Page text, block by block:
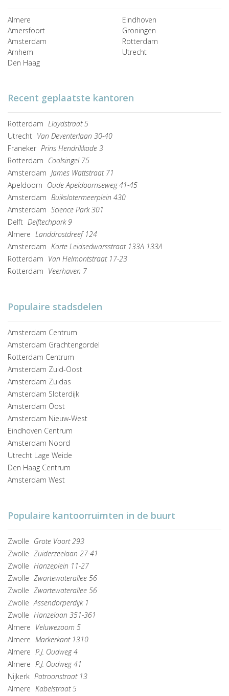
Almere
Amersfoort
Amsterdam
Arnhem
Den Haag
Eindhoven
Groningen
Rotterdam
Utrecht
Recent geplaatste kantoren
Rotterdam Lloydstraat 5
Utrecht Van Deventerlaan 30-40
Franeker Prins Hendrikkade 3
Rotterdam Coolsingel 75
Amsterdam James Wattstraat 71
Apeldoorn Oude Apeldoornseweg 41-45
Amsterdam Buikslotermeerplein 430
Amsterdam Science Park 301
Delft Delftechpark 9
Almere Landdrostdreef 124
Amsterdam Korte Leidsedwarsstraat 133A 133A
Rotterdam Van Helmontstraat 17-23
Rotterdam Veerhaven 7
Populaire stadsdelen
Amsterdam Centrum
Amsterdam Grachtengordel
Rotterdam Centrum
Amsterdam Zuid-Oost
Amsterdam Zuidas
Amsterdam Sloterdijk
Amsterdam Oost
Amsterdam Nieuw-West
Eindhoven Centrum
Amsterdam Noord
Utrecht Lage Weide
Den Haag Centrum
Amsterdam West
Populaire kantoorruimten in de buurt
Zwolle Grote Voort 293
Zwolle Zuiderzeelaan 27-41
Zwolle Hanzeplein 11-27
Zwolle Zwartewaterallee 56
Zwolle Zwartewaterallee 56
Zwolle Assendorperdijk 1
Zwolle Hanzelaan 351-361
Almere Veluwezoom 5
Almere Markerkant 1310
Almere P.J. Oudweg 4
Almere P.J. Oudweg 41
Nijkerk Patroonstraat 13
Almere Kabelstraat 5